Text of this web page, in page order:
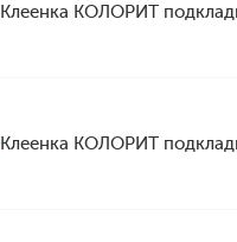
Клеенка КОЛОРИТ
Клеенка КОЛОРИТ